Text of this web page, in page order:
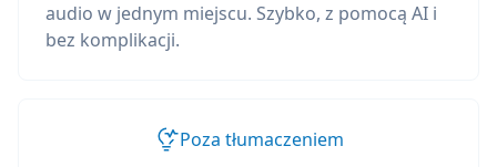
audio w jednym miejscu. Szybko, z pomocą AI i
bez komplikacji.
Poza tłumaczeniem